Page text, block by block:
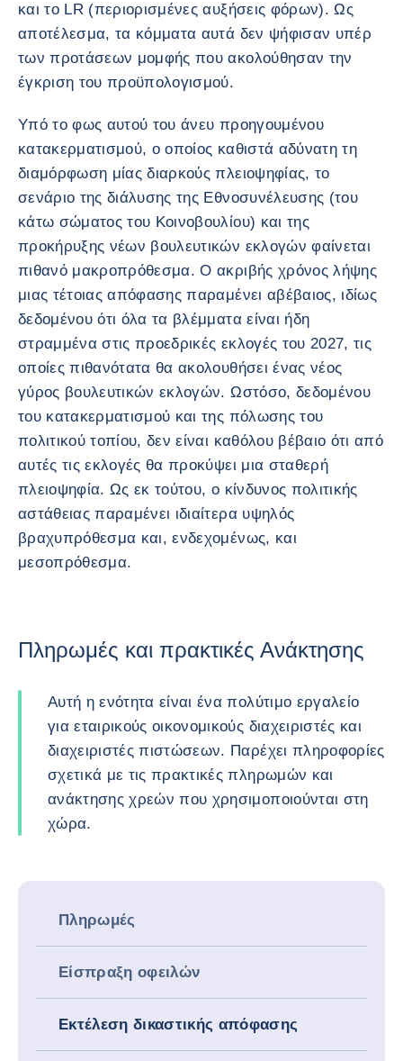
και το LR (περιορισμένες αυξήσεις φόρων). Ως
αποτέλεσμα, τα κόμματα αυτά δεν ψήφισαν υπέρ
των προτάσεων μομφής που ακολούθησαν την
έγκριση του προϋπολογισμού.
Υπό το φως αυτού του άνευ προηγουμένου
κατακερματισμού, ο οποίος καθιστά αδύνατη τη
διαμόρφωση μίας διαρκούς πλειοψηφίας, το
σενάριο της διάλυσης της Εθνοσυνέλευσης (του
κάτω σώματος του Κοινοβουλίου) και της
προκήρυξης νέων βουλευτικών εκλογών φαίνεται
πιθανό μακροπρόθεσμα. Ο ακριβής χρόνος λήψης
μιας τέτοιας απόφασης παραμένει αβέβαιος, ιδίως
δεδομένου ότι όλα τα βλέμματα είναι ήδη
στραμμένα στις προεδρικές εκλογές του 2027, τις
οποίες πιθανότατα θα ακολουθήσει ένας νέος
γύρος βουλευτικών εκλογών. Ωστόσο, δεδομένου
του κατακερματισμού και της πόλωσης του
πολιτικού τοπίου, δεν είναι καθόλου βέβαιο ότι από
αυτές τις εκλογές θα προκύψει μια σταθερή
πλειοψηφία. Ως εκ τούτου, ο κίνδυνος πολιτικής
αστάθειας παραμένει ιδιαίτερα υψηλός
βραχυπρόθεσμα και, ενδεχομένως, και
μεσοπρόθεσμα.
Πληρωμές και πρακτικές Ανάκτησης
Αυτή η ενότητα είναι ένα πολύτιμο εργαλείο
για εταιρικούς οικονομικούς διαχειριστές και
διαχειριστές πιστώσεων. Παρέχει πληροφορίες
σχετικά με τις πρακτικές πληρωμών και
ανάκτησης χρεών που χρησιμοποιούνται στη
χώρα.
Πληρωμές
Είσπραξη οφειλών
Εκτέλεση δικαστικής απόφασης